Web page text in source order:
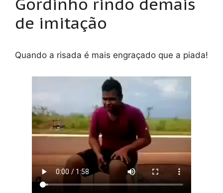
de imitação
Quando a risada é mais engraçado que a piada!